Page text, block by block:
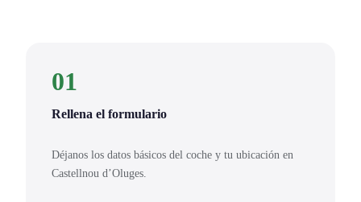
01
Rellena el formulario
Déjanos los datos básicos del coche y tu ubicación en
Castellnou d’Oluges.